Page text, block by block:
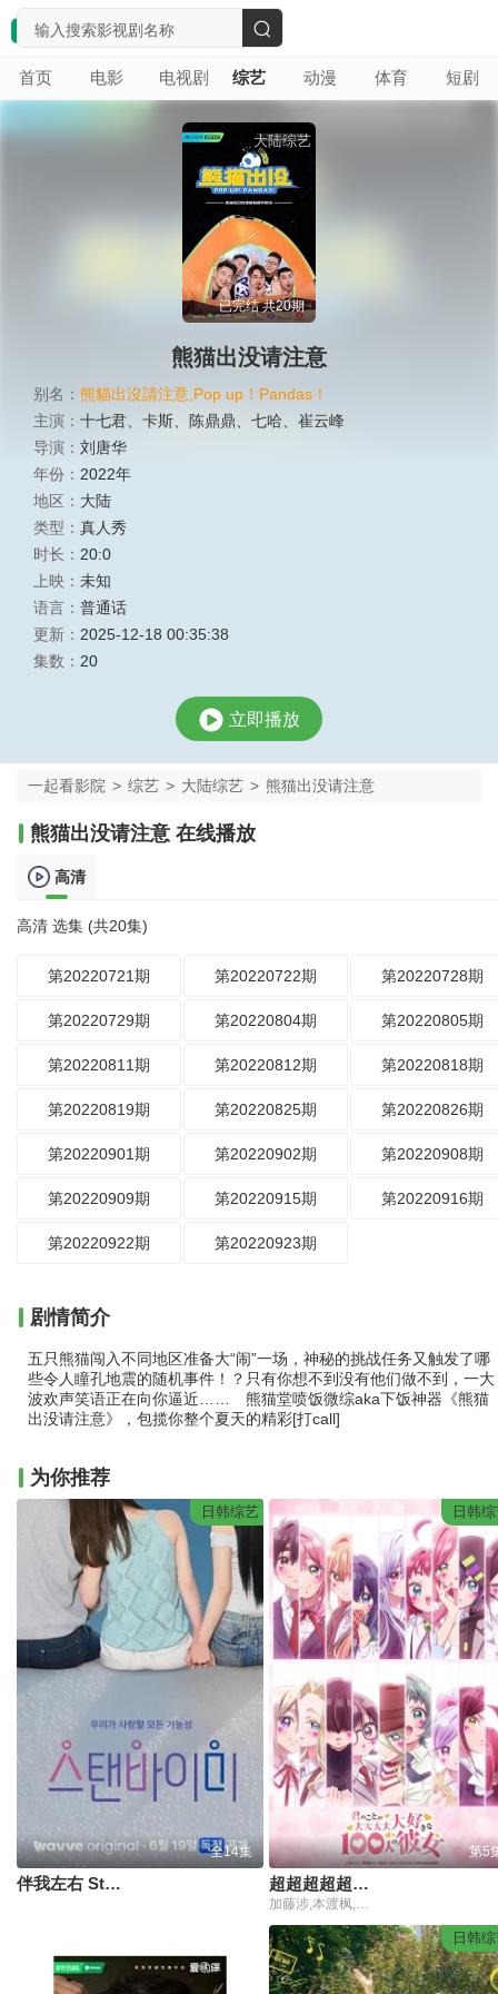
首页 电影 电视剧 综艺 动漫 体育 短剧
搜
索
大陆综艺
已完结 共20期
熊猫出没请注意
别名： 熊貓出沒請注意,Pop up！Pandas！
主演： 十七君 卡斯 陈鼎鼎 七哈
崔云峰
导演： 刘唐华
年份： 2022年
地区： 大陆
类型： 真人秀
时长： 20:0
上映： 未知
语言： 普通话
更新： 2025-12-18 00:35:38
集数： 20
立即播放
一起看影院 > 综艺 > 大陆综艺 > 熊猫出没请注意
熊猫出没请注意 在线播放
高清
高清 选集 (共20集)
第20220721期 第20220722期 第20220728期
第20220729期 第20220804期 第20220805期
第20220811期 第20220812期 第20220818期
第20220819期 第20220825期 第20220826期
第20220901期 第20220902期 第20220908期
第20220909期 第20220915期 第20220916期
第20220922期 第20220923期
剧情简介
五只熊猫闯入不同地区准备大“闹”一场，神秘的挑战任务又触发了哪
些令人瞳孔地震的随机事件！？只有你想不到没有他们做不到，一大
波欢声笑语正在向你逼近…… 熊猫堂喷饭微综aka下饭神器《熊猫
出没请注意》，包揽你整个夏天的精彩[打call]
为你推荐
日韩综艺
全14集
伴我左右 Stand BI Me
日韩
第5
超超超超超喜欢你的100个女朋友第三季
加藤涉,本渡枫,富田美忧,长绳麻理亚,濑户麻沙美,朝井彩加,上坂堇,进藤天音,三森铃子,高桥李依,Lynn,高尾奏音,石原夏织,竹达彩奈,千叶繁,上田祐司
日韩